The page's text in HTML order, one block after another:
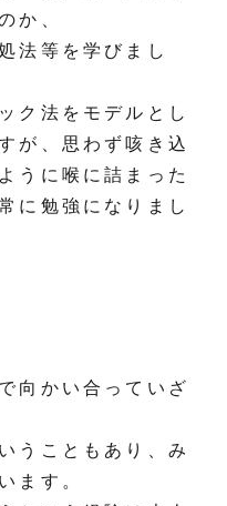
か、
法等を学びまし
ク法をモデルとし
が、思わず咳き込
うに喉に詰まった
に勉強になりまし
向かい合っていざ
うこともあり、み
ます。